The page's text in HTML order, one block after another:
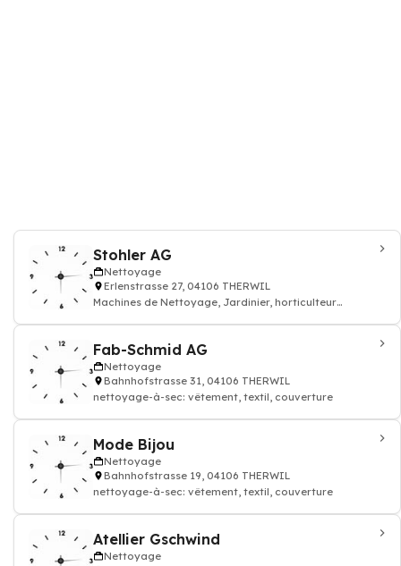
Stohler AG
Nettoyage
Erlenstrasse 27, 04106 THERWIL
Machines de Nettoyage, Jardinier, horticulteur
Fab-Schmid AG
Nettoyage
Bahnhofstrasse 31, 04106 THERWIL
nettoyage-à-sec: vêtement, textil, couverture
Mode Bijou
Nettoyage
Bahnhofstrasse 19, 04106 THERWIL
nettoyage-à-sec: vêtement, textil, couverture
Atellier Gschwind
Nettoyage